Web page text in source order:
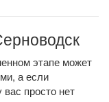
этапе может
а если
просто нет